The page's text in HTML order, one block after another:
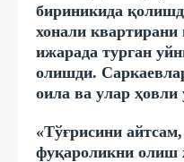
бириникида
хонали квартирани
ижарада турган
олишди.
оила ва улар
«Тўғрисини
фуқароликни олиш